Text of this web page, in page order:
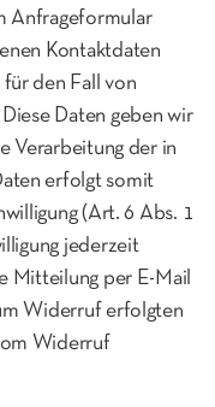
Anfrageformular
Kontaktdaten
den Fall von
Daten geben wir
Verarbeitung der in
erfolgt somit
(Art. 6 Abs. 1
jederzeit
Mitteilung per E-Mail
Widerruf erfolgten
Widerruf